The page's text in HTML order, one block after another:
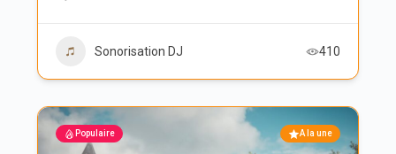
Sonorisation DJ 410
Populaire A la une